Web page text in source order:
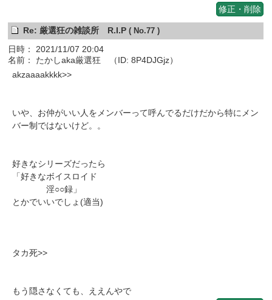
修正・削除
Re: 厳選狂の雑談所 R.I.P( No.77 )
日時： 2021/11/07 20:04
名前： たかしaka厳選狂 （ID: 8P4DJGjz）
akzaaaakkkk>>
いや、お仲がいい人をメンバーって呼んでるだけだから特にメン
バー制ではないけど。。
好きなシリーズだったら
「好きなボイスロイド
淫○○録」
とかでいいでしょ(適当)
タカ死>>
もう隠さなくても、ええんやで